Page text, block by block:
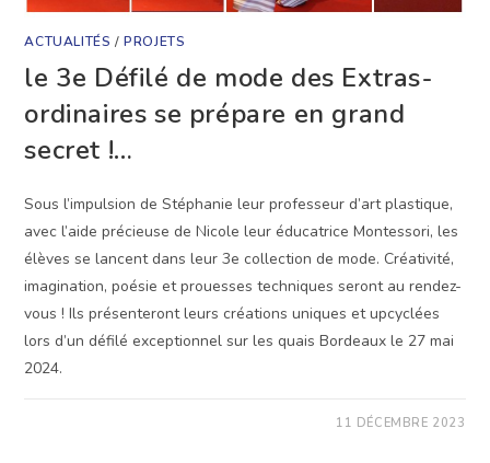
ACTUALITÉS /PROJETS
le 3e Défilé de mode des Extras-
ordinaires se prépare en grand
secret !…
Sous l’impulsion de Stéphanie leur professeur d’art plastique,
avec l’aide précieuse de Nicole leur éducatrice Montessori, les
élèves se lancent dans leur 3e collection de mode. Créativité,
imagination, poésie et prouesses techniques seront au rendez-
vous ! Ils présenteront leurs créations uniques et upcyclées
lors d’un défilé exceptionnel sur les quais Bordeaux le 27 mai
2024.
11 DÉCEMBRE 2023